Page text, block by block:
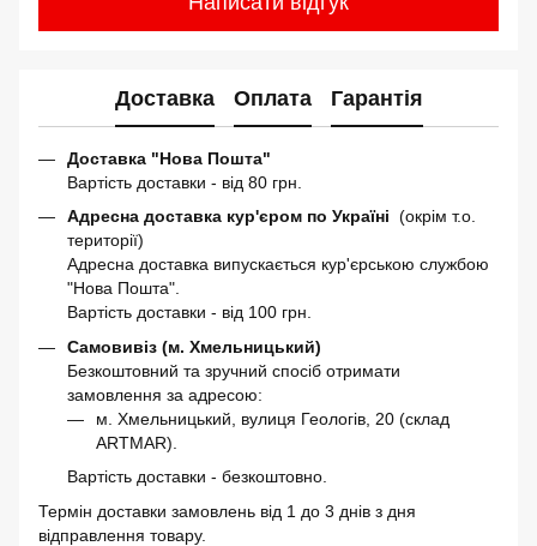
Доставка Оплата Гарантія
Доставка "Нова Пошта"
Вартість доставки - від 80 грн.
Адресна доставка кур'єром по Україні (окрім т.о.
території)
Адресна доставка випускається кур'єрською службою
"Нова Пошта".
Вартість доставки - від 100 грн.
Самовивіз (м. Хмельницький)
Безкоштовний та зручний спосіб отримати
замовлення за адресою:
м. Хмельницький, вулиця Геологів, 20 (склад
ARTMAR).
Вартість доставки - безкоштовно.
Термін доставки замовлень від 1 до 3 днів з дня
відправлення товару.